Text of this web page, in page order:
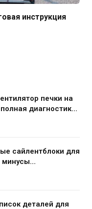
инструкция
печки на
диагностика
сайлентблоки для
минусы
деталей для